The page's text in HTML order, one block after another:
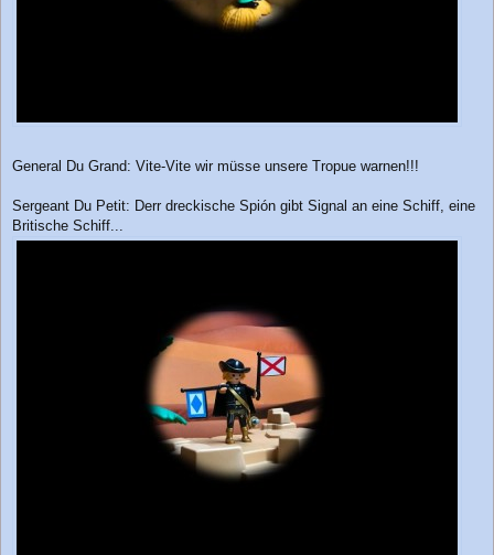
General Du Grand: Vite-Vite wir müsse unsere Tropue warnen!!!
Sergeant Du Petit: Derr dreckische Spión gibt Signal an eine Schiff, eine
Britische Schiff...